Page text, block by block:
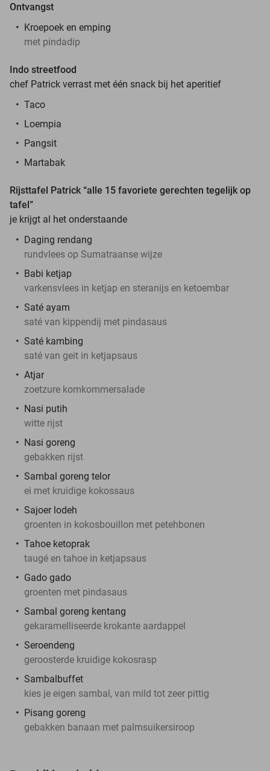
Ontvangst
Kroepoek en emping
met pindadip
Indo streetfood
chef Patrick verrast met één snack bij het aperitief
Taco
Loempia
Pangsit
Martabak
Rijsttafel Patrick “alle 15 favoriete gerechten tegelijk op
tafel”
je krijgt al het onderstaande
Daging rendang
rundvlees op Sumatraanse wijze
Babi ketjap
varkensvlees in ketjap en steranijs en ketoembar
Saté ayam
saté van kippendij met pindasaus
Saté kambing
saté van geit in ketjapsaus
Atjar
zoetzure komkommersalade
Nasi putih
witte rijst
Nasi goreng
gebakken rijst
Sambal goreng telor
ei met kruidige kokossaus
Sajoer lodeh
groenten in kokosbouillon met petehbonen
Tahoe ketoprak
taugé en tahoe in ketjapsaus
Gado gado
groenten met pindasaus
Sambal goreng kentang
gekaramelliseerde krokante aardappel
Seroendeng
geroosterde kruidige kokosrasp
Sambalbuffet
kies je eigen sambal, van mild tot zeer pittig
Pisang goreng
gebakken banaan met palmsuikersiroop